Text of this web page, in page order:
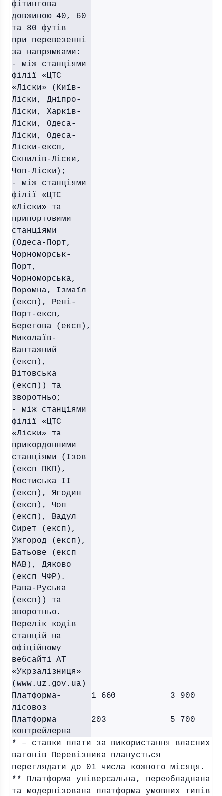
фітингова
довжиною 40, 60
та 80 футів
при перевезенні
за напрямками:
- між станціями
філії «ЦТС
«Ліски» (Київ-
Ліски, Дніпро-
Ліски, Харків-
Ліски, Одеса-
Ліски, Одеса-
Ліски-експ,
Скнилів-Ліски,
Чоп-Ліски);
- між станціями
філії «ЦТС
«Ліски» та
припортовими
станціями
(Одеса-Порт,
Чорноморськ-
Порт,
Чорноморська,
Поромна, Ізмаїл
(експ), Рені-
Порт-експ,
Берегова (експ),
Миколаїв-
Вантажний
(експ),
Вітовська
(експ)) та
зворотньо;
- між станціями
філії «ЦТС
«Ліски» та
прикордонними
станціями (Ізов
(експ ПКП),
Мостиська ІІ
(експ), Ягодин
(експ), Чоп
(експ), Вадул
Сирет (експ),
Ужгород (експ),
Батьове (експ
МАВ), Дяково
(експ ЧФР),
Рава-Руська
(експ)) та
зворотньо.
Перелік кодів
станцій на
офіційному
вебсайті АТ
«Укрзалізниця»
(www.uz.gov.ua)
Платформа-
лісовоз
1 660 3 900
Платформа
контрейлерна
203 5 700
* – ставки плати за використання власних
вагонів Перевізника планується
переглядати до 01 числа кожного місяця.
** Платформа універсальна, переобладнана
та модернізована платформа умовних типів